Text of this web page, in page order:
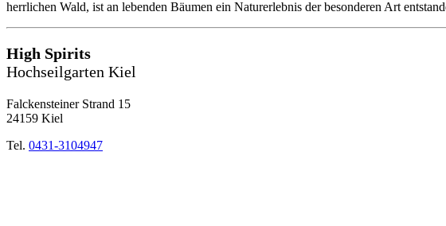
herrlichen Wald, ist an lebenden Bäumen ein Naturerlebnis der besonderen Art
High Spirits
Hochseilgarten Kiel
Falckensteiner Strand 15
24159 Kiel
Tel. 0431-3104947